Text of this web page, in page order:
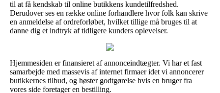
til at få kendskab til online butikkens kundetilfredshed.
Derudover ses en række online forhandlere hvor folk kan skrive
en anmeldelse af ordreforløbet, hvilket tillige må bruges til at
danne dig et indtryk af tidligere kunders oplevelser.
Hjemmesiden er finansieret af annonceindtægter. Vi har et fast
samarbejde med massevis af internet firmaer idet vi annoncerer
butikkernes tilbud, og høster godtgørelse hvis en bruger fra
vores side foretager en bestilling.